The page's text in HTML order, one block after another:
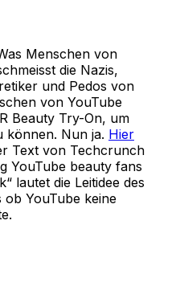
Menschen von
die Nazis,
und Pedos von
von YouTube
Beauty Try-On, um
können. Nun ja. Hier
Text von Techcrunch
YouTube beauty fans
lautet die Leitidee des
ob YouTube keine